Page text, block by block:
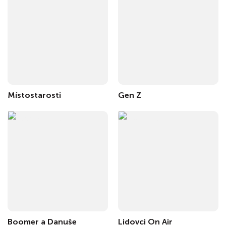
Místostarosti Gen Z
Boomer a Danuše Lidovci On Air